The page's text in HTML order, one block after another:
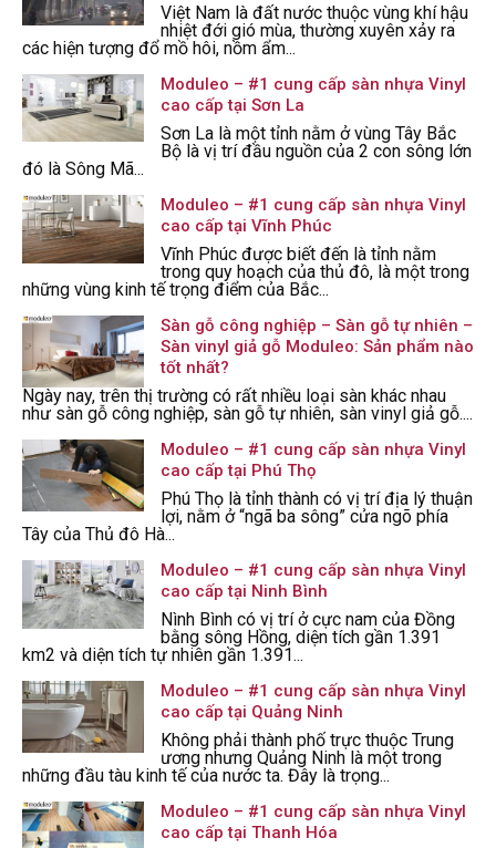
Việt Nam là đất nước thuộc vùng khí hậu
nhiệt đới gió mùa, thường xuyên xảy ra
các hiện tượng đổ mồ hôi, nồm ẩm...
Moduleo – #1 cung cấp sàn nhựa Vinyl
cao cấp tại Sơn La
Sơn La là một tỉnh nằm ở vùng Tây Bắc
Bộ là vị trí đầu nguồn của 2 con sông lớn
đó là Sông Mã...
Moduleo – #1 cung cấp sàn nhựa Vinyl
cao cấp tại Vĩnh Phúc
Vĩnh Phúc được biết đến là tỉnh nằm
trong quy hoạch của thủ đô, là một trong
những vùng kinh tế trọng điểm của Bắc...
Sàn gỗ công nghiệp – Sàn gỗ tự nhiên –
Sàn vinyl giả gỗ Moduleo: Sản phẩm nào
tốt nhất?
Ngày nay, trên thị trường có rất nhiều loại sàn khác nhau
như sàn gỗ công nghiệp, sàn gỗ tự nhiên, sàn vinyl giả gỗ....
Moduleo – #1 cung cấp sàn nhựa Vinyl
cao cấp tại Phú Thọ
Phú Thọ là tỉnh thành có vị trí địa lý thuận
lợi, nằm ở “ngã ba sông” cửa ngõ phía
Tây của Thủ đô Hà...
Moduleo – #1 cung cấp sàn nhựa Vinyl
cao cấp tại Ninh Bình
Nình Bình có vị trí ở cực nam của Đồng
bằng sông Hồng, diện tích gần 1.391
km2 và diện tích tự nhiên gần 1.391...
Moduleo – #1 cung cấp sàn nhựa Vinyl
cao cấp tại Quảng Ninh
Không phải thành phố trực thuộc Trung
ương nhưng Quảng Ninh là một trong
những đầu tàu kinh tế của nước ta. Đây là trọng...
Moduleo – #1 cung cấp sàn nhựa Vinyl
cao cấp tại Thanh Hóa